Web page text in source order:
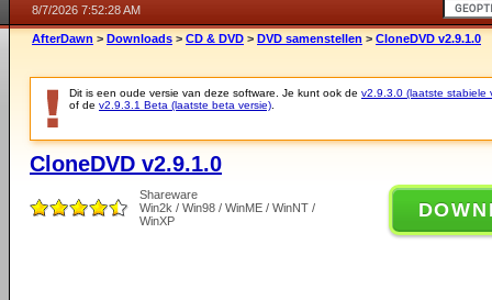
8/7/2026 7:52:28 AM
AfterDawn > Downloads > CD & DVD > DVD samenstellen > CloneDVD v2.9.1.0
Dit is een oude versie van deze software. Je kunt ook de v2.9.3.0 (laatste stabiele
of de v2.9.3.1 Beta (laatste beta versie)
CloneDVD v2.9.1.0
Shareware
Win2k / Win98 / WinME / WinNT /
WinXP